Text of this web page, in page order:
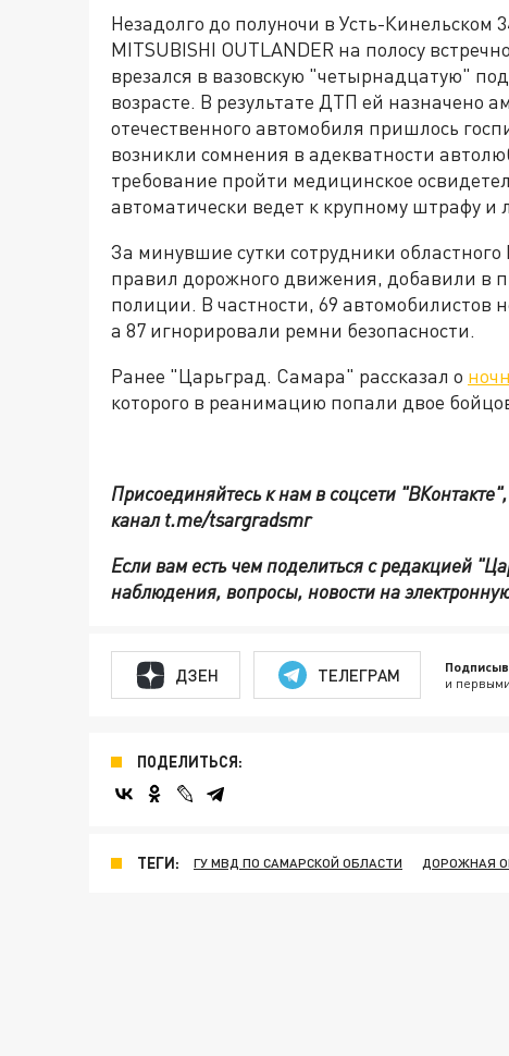
Незадолго до полуночи в Усть-Кинельском
MITSUBISHI OUTLANDER на полосу
врезался в вазовскую "четырнадцатую"
возрасте. В результате ДТП ей назначено
отечественного автомобиля пришлось
возникли сомнения в адекватности
требование пройти медицинское
автоматически ведет к крупному штрафу
За минувшие сутки сотрудники
правил дорожного движения, добавили в
полиции. В частности, 69
а 87 игнорировали ремни безопасности.
Ранее "Царьград. Самара" рассказал о
которого в реанимацию попали двое
Присоединяйтесь к нам в соцсети
канал t.me/tsargradsmr
Если вам есть чем поделиться с редакцией
наблюдения, вопросы, новости на
ДЗЕН ТЕЛЕГРАМ и
ПОДЕЛИТЬСЯ:
ТЕГИ: ГУ МВД ПО САМАРСКОЙ ОБЛАСТИ ДОРОЖНАЯ